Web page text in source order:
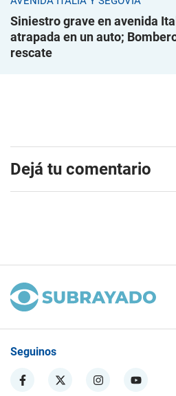
Siniestro grave en avenida
atrapada en un auto;
rescate
Dejá tu comentario
Seguinos